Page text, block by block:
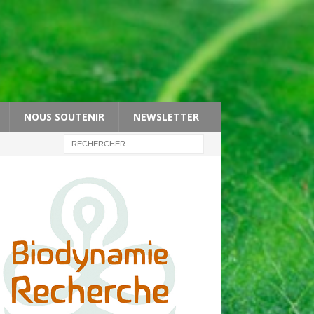
NOUS SOUTENIR NEWSLETTER